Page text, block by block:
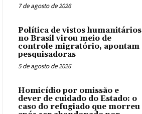
7 de agosto de 2026
Política de vistos humanitários
no Brasil virou meio de
controle migratório, apontam
pesquisadoras
5 de agosto de 2026
Homicídio por omissão e
dever de cuidado do Estado: o
caso do refugiado que morreu